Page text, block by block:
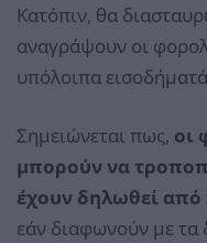
Κατόπιν, θα
αναγράψουν οι
υπόλοιπα
Σημειώνεται πως, οι
μπορούν να
έχουν δηλωθεί από
εάν διαφωνούν με